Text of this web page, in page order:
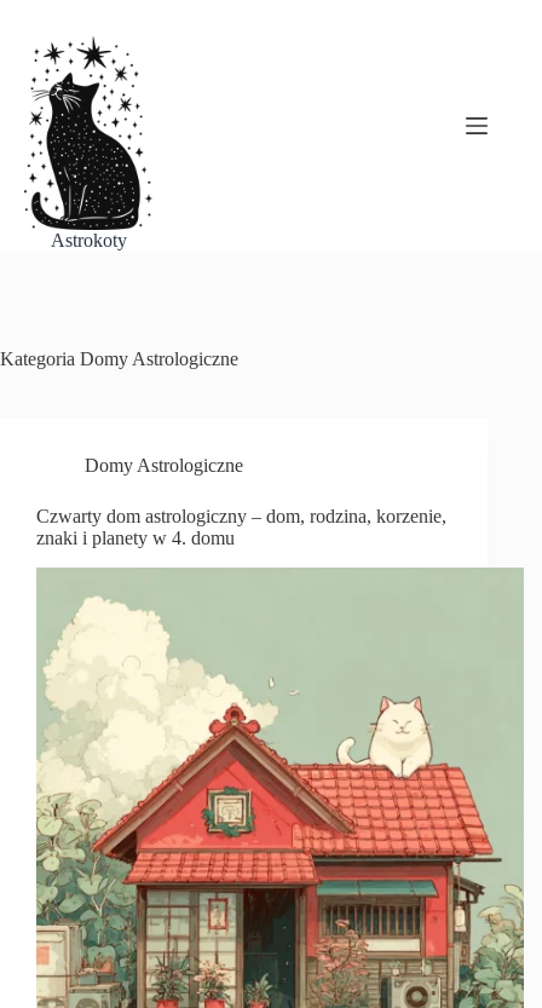
treści
Astrokoty
Kategoria Domy Astrologiczne
Domy Astrologiczne
Czwarty dom astrologiczny – dom, rodzina, korzenie,
znaki i planety w 4. domu